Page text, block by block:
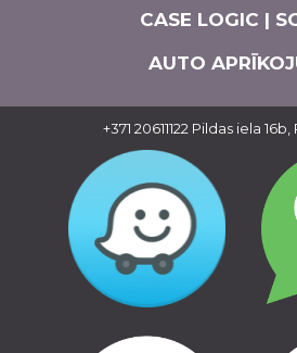
CASE LOGIC |
AUTO
+371 20611122 Pildas iela 16b,